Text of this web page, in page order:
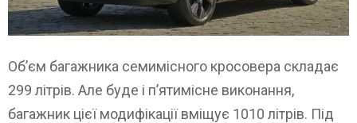
Об’єм багажника семимісного кросовера складає
299 літрів. Але буде і п’ятимісне виконання,
багажник цієї модифікації вміщує 1010 літрів. Під